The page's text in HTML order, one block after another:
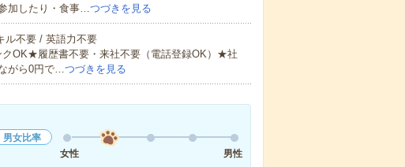
加したり・食事…つづきを見る
ル不要 / 英語力不要
OK★履歴書不要・来社不要（電話登録OK）★社
がら0円で…つづきを見る
男女比率
女性
男性